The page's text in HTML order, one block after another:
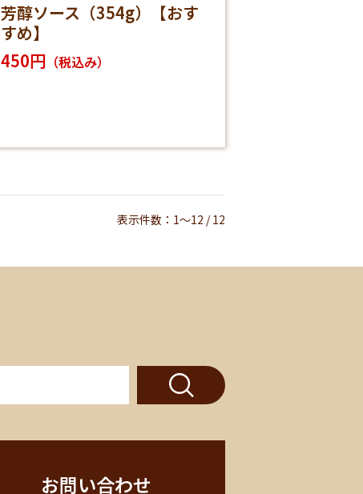
芳醇ソース（354g）【おす
すめ】
450円 （税込み）
表示件数：1～12 / 12
お問い合わせ